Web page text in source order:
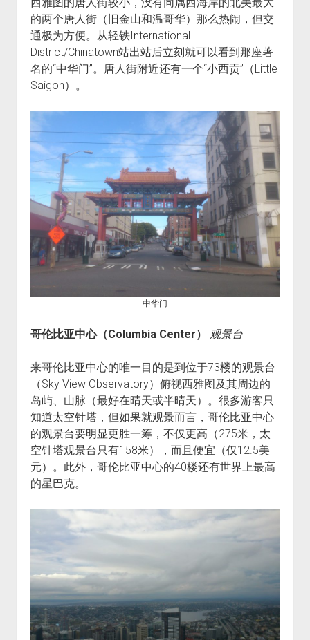
的两个唐人街（旧金山和温哥华）那么热闹，但交
通极为方便。从轻铁International
District/Chinatown站出站后立刻就可以看到那座著
名的“中华门”。唐人街附近还有一个“小西贡”（Little
Saigon）。
中华门
哥伦比亚中心（Columbia Center） 观景台
来哥伦比亚中心的唯一目的是到位于73楼的观景台
（Sky View Observatory）俯视西雅图及其周边的
岛屿、山脉（最好在晴天或半晴天）。很多游客只
知道太空针塔，但如果就观景而言，哥伦比亚中心
的观景台要明显更胜一筹，不仅更高（275米，太
空针塔观景台只有158米），而且便宜（仅12.5美
元）。此外，哥伦比亚中心的40楼还有世界上最高
的星巴克。